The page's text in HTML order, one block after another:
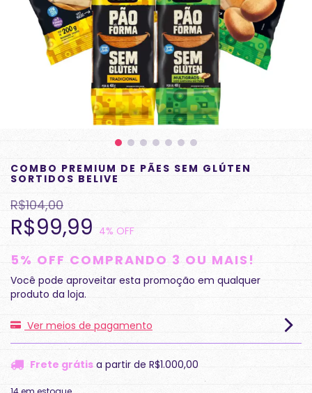
COMBO PREMIUM DE PÃES SEM GLÚTEN
SORTIDOS BELIVE
R$104,00
R$99,99 4% OFF
5% OFF COMPRANDO 3 OU MAIS!
Você pode aproveitar esta promoção em qualquer
produto da loja.
Ver meios de pagamento
Frete grátis a partir de R$1.000,00